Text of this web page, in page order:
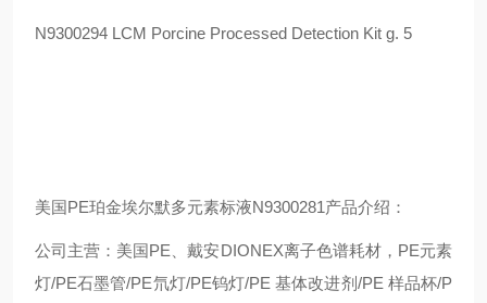
N9300294 LCM Porcine Processed Detection Kit g. 5
美国PE珀金埃尔默多元素标液N9300281产品介绍：
公司主营：美国PE、戴安DIONEX离子色谱耗材，PE元素
灯/PE石墨管/PE氘灯/PE钨灯/PE 基体改进剂/PE 样品杯/P